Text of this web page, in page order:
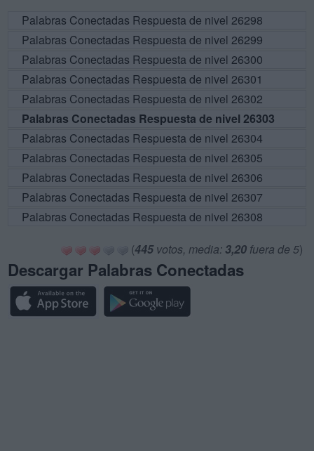
Palabras Conectadas Respuesta de nivel 26298
Palabras Conectadas Respuesta de nivel 26299
Palabras Conectadas Respuesta de nivel 26300
Palabras Conectadas Respuesta de nivel 26301
Palabras Conectadas Respuesta de nivel 26302
Palabras Conectadas Respuesta de nivel 26303
Palabras Conectadas Respuesta de nivel 26304
Palabras Conectadas Respuesta de nivel 26305
Palabras Conectadas Respuesta de nivel 26306
Palabras Conectadas Respuesta de nivel 26307
Palabras Conectadas Respuesta de nivel 26308
(445votos, media: 3,20 fuera de 5)
Descargar Palabras Conectadas